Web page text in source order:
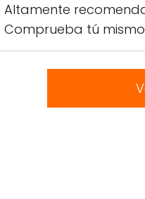
Altamente
Comprueba tú